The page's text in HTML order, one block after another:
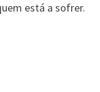
está a sofrer.